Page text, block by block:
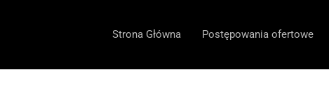
Strona Główna Postępowania ofertowe